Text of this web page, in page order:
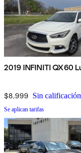
2019 INFINITI QX60
$8,999 Sin calificación
Se aplican tarifas